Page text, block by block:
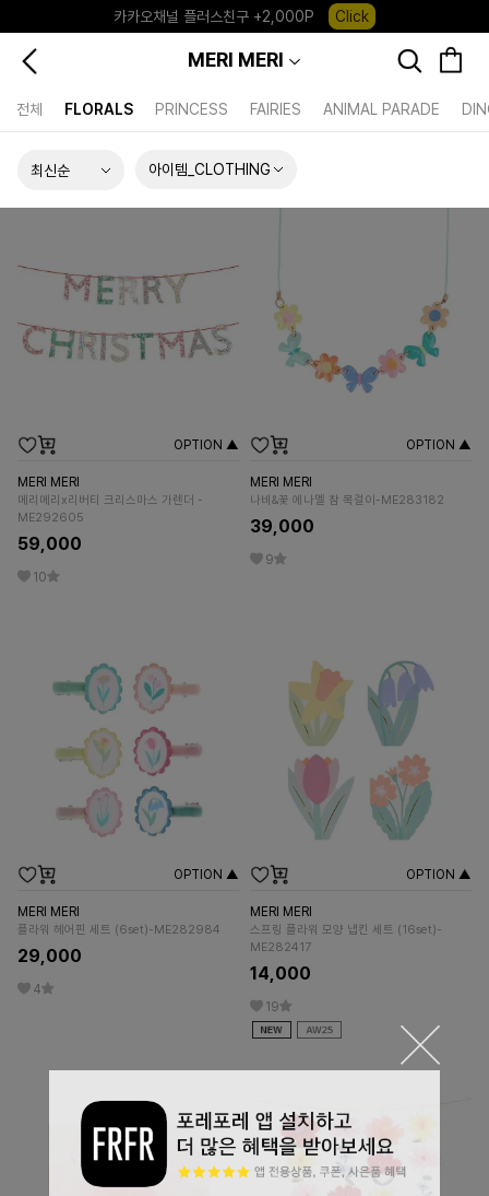
카카오채널 플러스친구 +2,000P
Click
포레포레 앱 다운로드 +3,000P
MERI MERI
전체 FLORALS PRINCESS FAIRIES ANIMAL PARADE
아이템_CLOTHING
OPTION ▲
MERI MERI
메리메리x리버티 크리스마스 가렌더 -
ME292605
59,000
10
OPTION ▲
MERI MERI
나비&꽃 에나멜 참 목걸이-ME283182
39,000
9
OPTION ▲
MERI MERI
플라워 헤어핀 세트 (6set)-ME282984
29,000
4
OPTION ▲
MERI MERI
스프링 플라워 모양 냅킨 세트 (16set)-
ME282417
14,000
19